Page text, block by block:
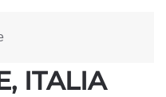
E
ITALIA